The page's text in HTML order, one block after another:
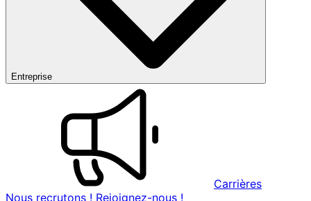
Entreprise
Carrières
Nous recrutons ! Rejoignez-nous !